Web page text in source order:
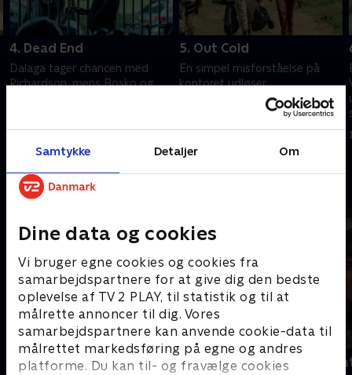
Samtykke Detaljer Om
Dine data og cookies
Vi bruger egne cookies og cookies fra
samarbejdspartnere for at give dig den bedste
oplevelse af TV 2 PLAY, til statistik og til at
målrette annoncer til dig. Vores
samarbejdspartnere kan anvende cookie-data til
målrettet markedsføring på egne og andres
platforme. Du kan til- og fravælge cookies
4. Dead End
Dalaga tager chancen med
Richardson, mens Bosko og
en dyb vejrtrækning.
5. Out Cold
En simpel misforståelse på
kontoret udløser
alarmklokkerne i Chicken Coop,
mens Bosko sætter
spørgsmålstegn ved Henrys
Andre så også
The Hunting Party Trigger